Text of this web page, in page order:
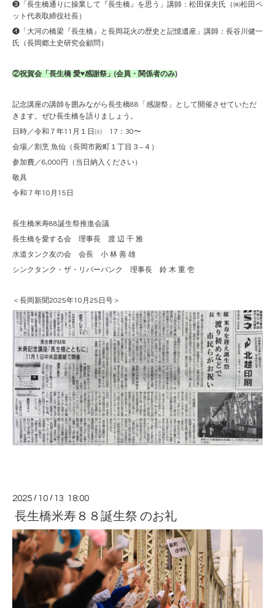
❸「長生橋通りに操業して『長生橋』を思う」講師：松田保夫氏（㈱松田ペ
ット代表取締役社長）
❹「大河の橋梁『長生橋』と長岡花火の歴史と記憶遺産」講師：長谷川健一
氏（長岡郷土史研究会顧問）
②祝賀会「長生橋 愛♥感謝祭」(会員・関係者のみ)
記念講座の講師を囲みながら長生橋88「感謝祭」として開催させていただ
きます。ぜひ長生橋を語りましょう。
日時／令和７年11月１日㈯ 17：30〜
会場／割烹 魚仙（長岡市殿町１丁目３−４）
参加費／6,000円（当日納入ください）
敬具
令和７年10月15日
長生橋米寿88誕生祭推進会議
長生橋を愛する会 理事長 渡 辺 千 雅
水道タンク友の会 会長 小 林 善 雄
シンクタンク・ザ・リバーバンク 理事長 鈴 木 重 壱
＜長岡新聞2025年10月25日号＞
2025 / 10 / 13 18:00
長生橋米寿８８誕生祭 のお礼